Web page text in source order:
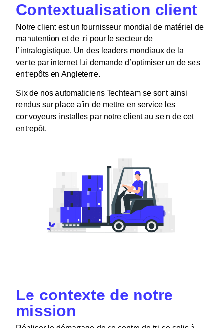
Contextualisation client
Notre client est un fournisseur mondial de matériel de
manutention et de tri pour le secteur de
l’intralogistique. Un des leaders mondiaux de la
vente par internet lui demande d’optimiser un de ses
entrepôts en Angleterre.
Six de nos automaticiens Techteam se sont ainsi
rendus sur place afin de mettre en service les
convoyeurs installés par notre client au sein de cet
entrepôt.
Le contexte de notre
mission